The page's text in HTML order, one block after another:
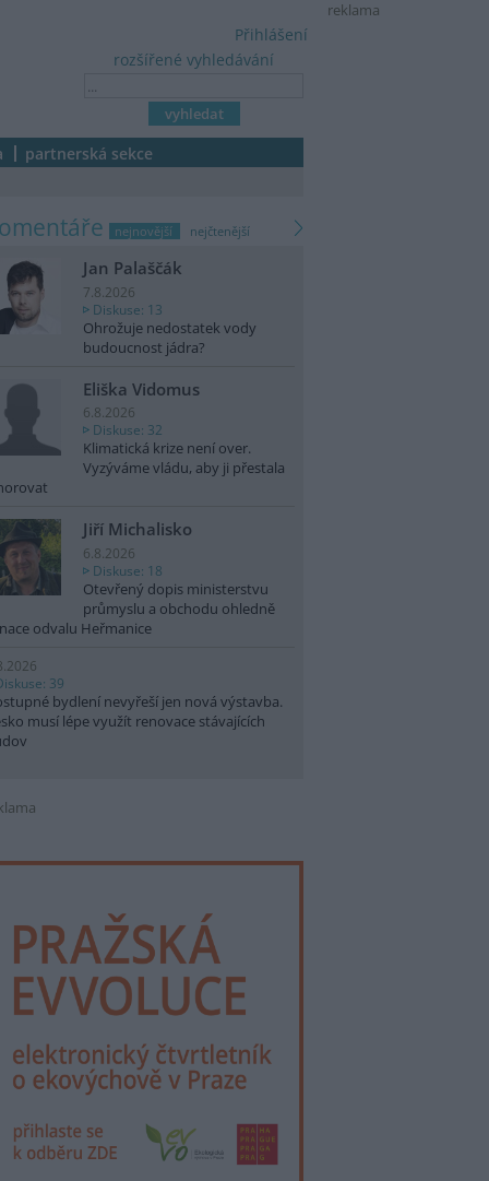
reklama
rozšířené vyhledávání
Přihlášení
partnerská sekce
nejnovější nejčtenější
Jan Palaščák
7.8.2026
Diskuse: 13
Ohrožuje nedostatek vody
budoucnost jádra?
Eliška Vidomus
6.8.2026
Diskuse: 32
Klimatická krize není over.
Vyzýváme vládu, aby ji přestala
Jiří Michalisko
6.8.2026
Diskuse: 18
Otevřený dopis ministerstvu
průmyslu a obchodu ohledně
odvalu Heřmanice
39
bydlení nevyřeší jen nová výstavba.
musí lépe využít renovace stávajících